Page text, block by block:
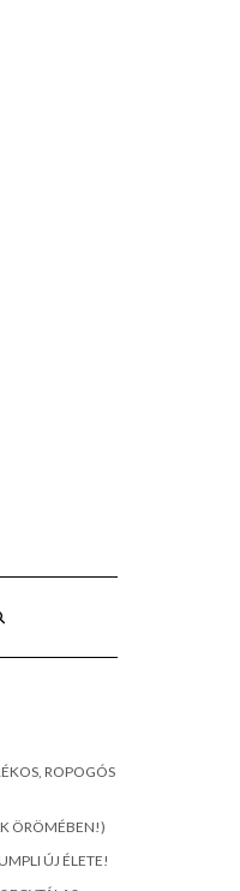
ROPOGÓS
ÖRÖMÉBEN!)
ÚJ ÉLETE!